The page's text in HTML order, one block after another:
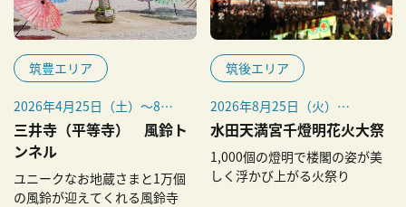
筑豊エリア
2026年4月25日（土）～8月
31日（月）
※ライトアップは8月29日
（土）・30日（日）19:00～
21:00
三井寺（平等寺） 風鈴ト
ンネル
ユニークなお地蔵さまと1万個
の風鈴が迎えてくれる風鈴寺
筑後エリア
2026年8月25日（火）
※毎年8月25日開催
延期
水田天満宮千燈明花火大祭
1,000個の燈明で楼閣の姿が美
しく浮かび上がる火祭り